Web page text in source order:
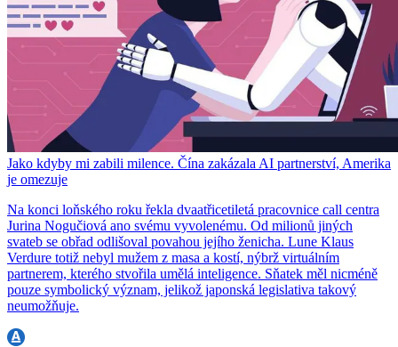
Jako kdyby mi zabili milence. Čína zakázala AI partnerství, Amerika
je omezuje
Na konci loňského roku řekla dvaatřicetiletá pracovnice call centra
Jurina Nogučiová ano svému vyvolenému. Od milionů jiných
svateb se obřad odlišoval povahou jejího ženicha. Lune Klaus
Verdure totiž nebyl mužem z masa a kostí, nýbrž virtuálním
partnerem, kterého stvořila umělá inteligence. Sňatek měl nicméně
pouze symbolický význam, jelikož japonská legislativa takový
neumožňuje.